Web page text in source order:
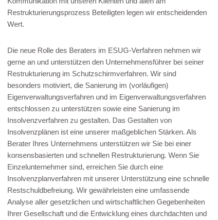
Restrukturierungsprozess Beteiligten legen wir entscheidenden
Wert.
Die neue Rolle des Beraters im ESUG-Verfahren nehmen wir
gerne an und unterstützen den Unternehmensführer bei seiner
Restrukturierung im Schutzschirmverfahren. Wir sind
besonders motiviert, die Sanierung im (vorläufigen)
Eigenverwaltungsverfahren und im Eigenverwaltungsverfahren
entschlossen zu unterstützen sowie eine Sanierung im
Insolvenzverfahren zu gestalten. Das Gestalten von
Insolvenzplänen ist eine unserer maßgeblichen Stärken. Als
Berater Ihres Unternehmens unterstützen wir Sie bei einer
konsensbasierten und schnellen Restrukturierung. Wenn Sie
Einzelunternehmer sind, erreichen Sie durch eine
Insolvenzplanverfahren mit unserer Unterstützung eine schnelle
Restschuldbefreiung. Wir gewährleisten eine umfassende
Analyse aller gesetzlichen und wirtschaftlichen Gegebenheiten
Ihrer Gesellschaft und die Entwicklung eines durchdachten und